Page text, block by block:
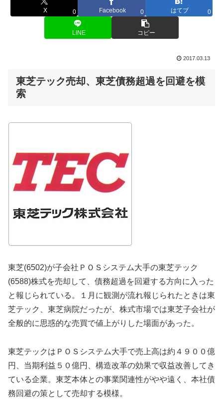
X 0 Facebook 0 はてブ 0
LINE コピー
2017.03.13
東芝テック売却、東芝債務超過を回避を模
索
東芝(6502)が子会社ＰＯＳシステム大手の東芝テック
(6588)株式を売却して、債務超過を回避する方向に入った
と報じられている。１月に観測が流れ報じられたときは東
芝テック、東芝病院だったが、株式市場では東芝子会社が
全般的に思惑的な売買で値上がりした場面があった。
東芝テックはＰＯＳシステム大手で売上高は約４９００億
円、当期利益５０億円、構造改革の効果で収益改善してき
ている企業。東芝本体との事業関連性がやや遠く、本社債
務回避の策として売却する模様。